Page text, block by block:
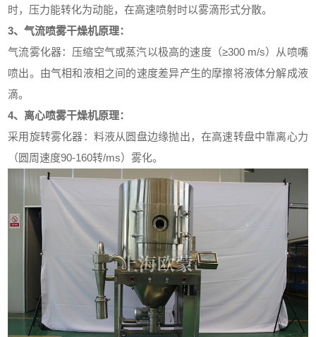
时，压力能转化为动能，在高速喷射时以雾滴形式分散。
3、气流喷雾干燥机原理：
气流雾化器：压缩空气或蒸汽以极高的速度（≥300 m/s）从喷嘴
喷出。由气相和液相之间的速度差异产生的摩擦将液体分解成液
滴。
4、 离心喷雾干燥机原理：
采用旋转雾化器：料液从圆盘边缘抛出，在高速转盘中靠离心力
（圆周速度90-160转/ms）雾化。